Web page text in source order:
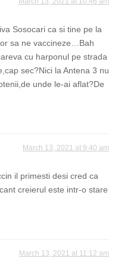
Sosocari ca si tine pe la
sa ne vaccineze…Bah
cu harponul pe strada
sec?Nici la Antena 3 nu
unde le-ai aflat?De
March 13, 2021 at 9:40 am
il primesti desi cred ca
creierul este intr-o stare
March 13, 2021 at 11:12 am